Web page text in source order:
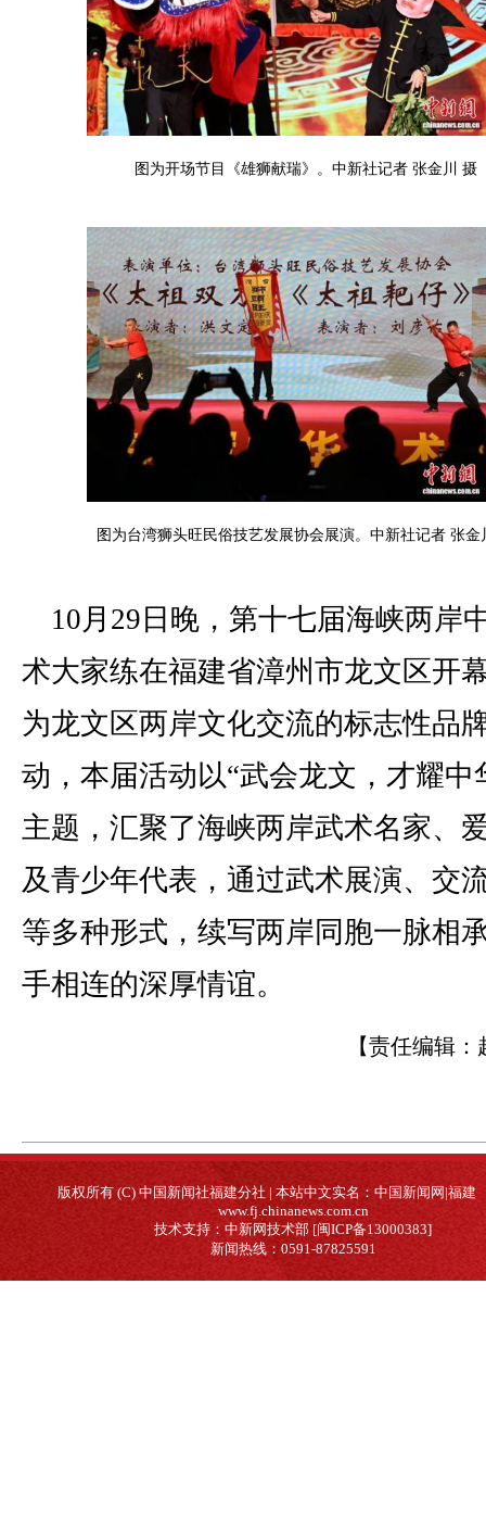
图为开场节目《雄狮献瑞》。中新社记者 张金川 摄
图为台湾狮头旺民俗技艺发展协会展演。中新社记者 张金
10月29日晚，第十七届海峡两岸
术大家练在福建省漳州市龙文区开
为龙文区两岸文化交流的标志性品
动，本届活动以“武会龙文，才耀中
主题，汇聚了海峡两岸武术名家、
及青少年代表，通过武术展演、交
等多种形式，续写两岸同胞一脉相
手相连的深厚情谊。
【责任编辑：
版权所有 (C) 中国新闻社福建分社 | 本站中文实名：中国新闻网|福建
www.fj.chinanews.com.cn
技术支持：中新网技术部 [闽ICP备13000383]
新闻热线：0591-87825591